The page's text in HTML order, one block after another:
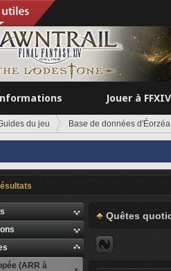
Jouer à FFXIV
du jeu Base de données d'Éorzéa
(ARR à
Quêtes